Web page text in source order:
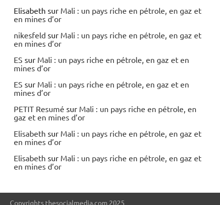
Elisabeth sur Mali : un pays riche en pétrole, en gaz et
en mines d’or
nikesfeld sur Mali : un pays riche en pétrole, en gaz et
en mines d’or
ES sur Mali : un pays riche en pétrole, en gaz et en
mines d’or
ES sur Mali : un pays riche en pétrole, en gaz et en
mines d’or
PETIT Resumé sur Mali : un pays riche en pétrole, en
gaz et en mines d’or
Elisabeth sur Mali : un pays riche en pétrole, en gaz et
en mines d’or
Elisabeth sur Mali : un pays riche en pétrole, en gaz et
en mines d’or
Copyrights thesocialmedia.com 2025